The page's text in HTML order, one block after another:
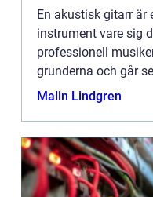
En akustisk gitarr
instrument vare sig
professionell
grunderna och går
som helst. Fr&arin...
Malin Lindgren